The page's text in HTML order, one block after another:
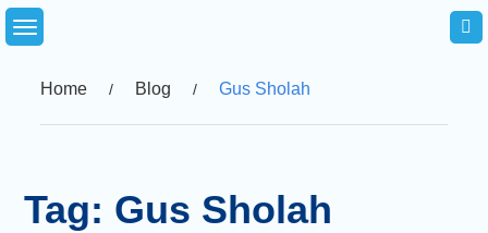
Skip
Home Blog Gus Sholah
Tag: Gus Sholah